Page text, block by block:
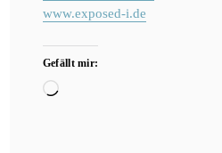
www.exposed-i.de
Gefällt mir:
Wird